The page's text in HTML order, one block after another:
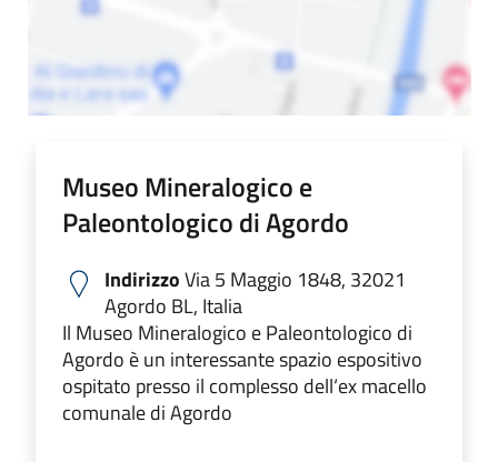
Museo Mineralogico e
Paleontologico di Agordo
IndirizzoVia 5 Maggio 1848, 32021
Agordo BL, Italia
Il Museo Mineralogico e Paleontologico di
Agordo è un interessante spazio espositivo
ospitato presso il complesso dell‘ex macello
comunale di Agordo